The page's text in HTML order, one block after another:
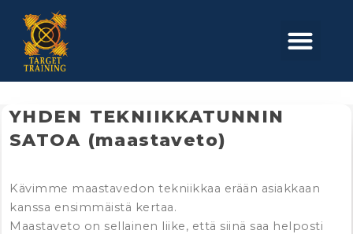
content
YHDEN TEKNIIKKATUNNIN
SATOA (maastaveto)
Kävimme maastavedon tekniikkaa erään asiakkaan
kanssa ensimmäistä kertaa.
Maastaveto on sellainen liike, että siinä saa helposti